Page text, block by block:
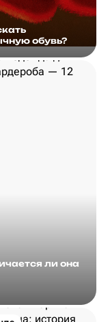
обувь?
ли она